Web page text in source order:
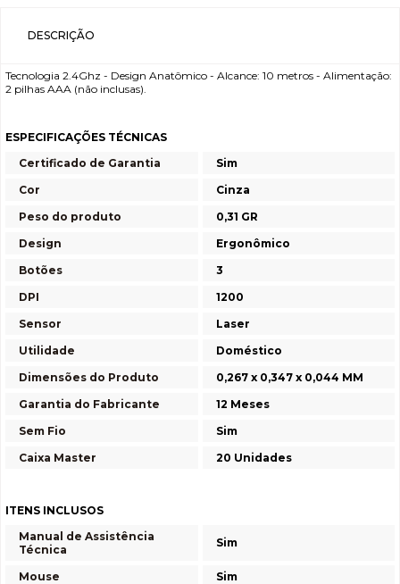
DESCRIÇÃO
Tecnologia 2.4Ghz - Design Anatômico - Alcance: 10 metros - Alimentação:
2 pilhas AAA (não inclusas).
ESPECIFICAÇÕES TÉCNICAS
Certificado de Garantia
Sim
Cor
Cinza
Peso do produto
0,31 GR
Design
Ergonômico
Botões
3
DPI
1200
Sensor
Laser
Utilidade
Doméstico
Dimensões do Produto
0,267 x 0,347 x 0,044 MM
Garantia do Fabricante
12 Meses
Sem Fio
Sim
Caixa Master
20 Unidades
ITENS INCLUSOS
Manual de Assistência
Técnica
Sim
Mouse
Sim